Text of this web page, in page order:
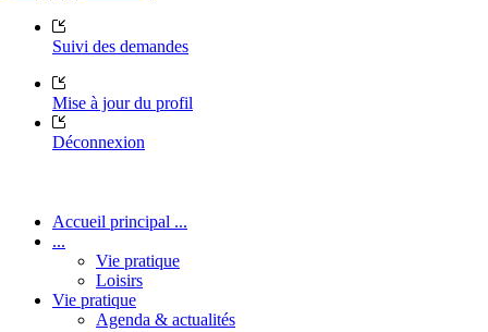
Suivi des demandes
Mise à jour du profil
Déconnexion
Accueil principal ...
...
Vie pratique
Loisirs
Vie pratique
Agenda & actualités